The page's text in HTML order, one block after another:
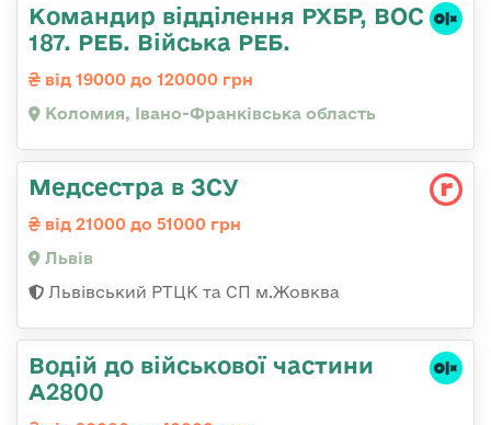
Командир відділення РХБР, ВОС
187. РЕБ. Війська РЕБ.
від 19000 до 120000 грн
Коломия, Івано-Франківська область
Медсестра в ЗСУ
від 21000 до 51000 грн
Львів
Львівський РТЦК та СП м.Жовква
Водій до військової частини
А2800